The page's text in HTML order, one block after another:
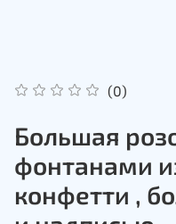
(0)
Большая
фонтанами
конфетти ,